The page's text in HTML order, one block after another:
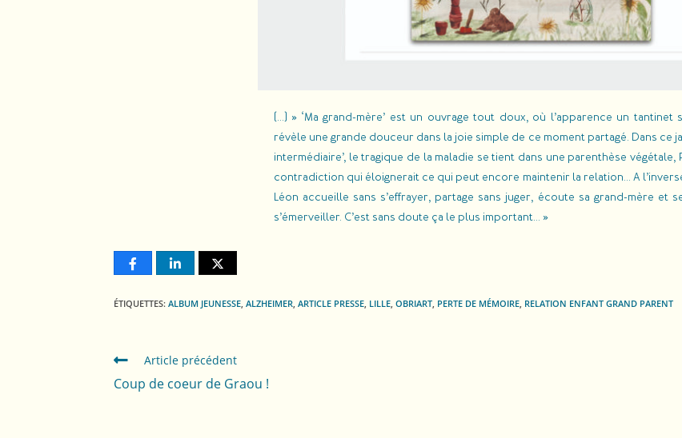
(…) » ‘Ma grand-mère’ est un ouvrage tout doux, où l’apparence un tantinet
révèle une grande douceur dans la joie simple de ce moment partagé. Dans ce
intermédiaire’, le tragique de la maladie se tient dans une parenthèse végétale,
contradiction qui éloignerait ce qui peut encore maintenir la relation… A
Léon accueille sans s’effrayer, partage sans juger, écoute sa grand-mère et
s’émerveiller. C’est sans doute ça le plus important… »
ÉTIQUETTES: ALBUM JEUNESSE ALZHEIMER ARTICLE PRESSE LILLE OBRIART PERTE DE MÉMOIRE RELATION ENFANT GRAND PARENT
Article précédent
Coup de coeur de Graou !